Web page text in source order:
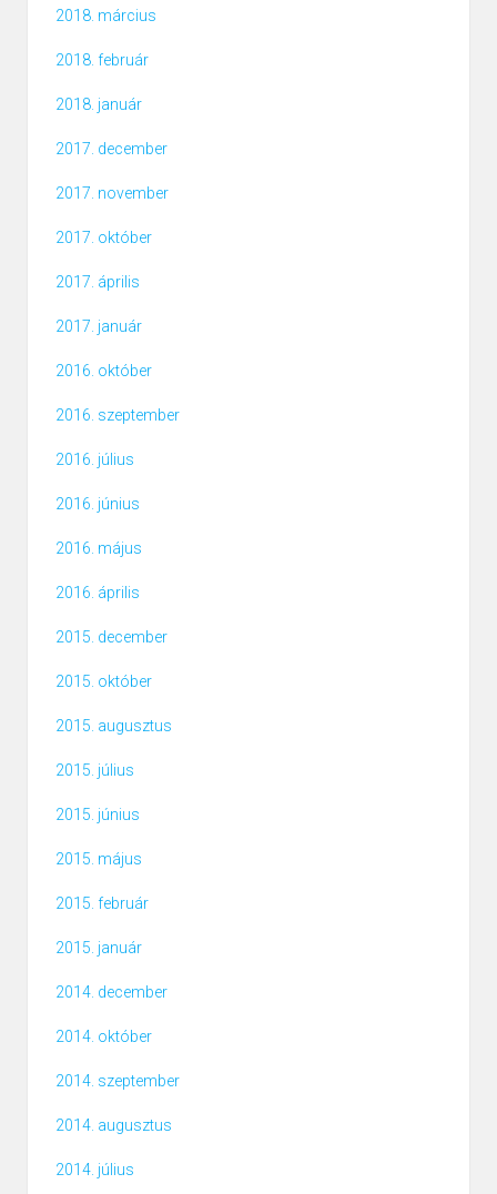
2018. március
2018. február
2018. január
2017. december
2017. november
2017. október
2017. április
2017. január
2016. október
2016. szeptember
2016. július
2016. június
2016. május
2016. április
2015. december
2015. október
2015. augusztus
2015. július
2015. június
2015. május
2015. február
2015. január
2014. december
2014. október
2014. szeptember
2014. augusztus
2014. július